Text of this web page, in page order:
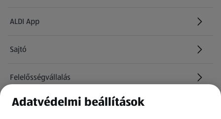
ALDI App
Sajtó
Felelősségvállalás
Információk
Adatvédelmi beállítások